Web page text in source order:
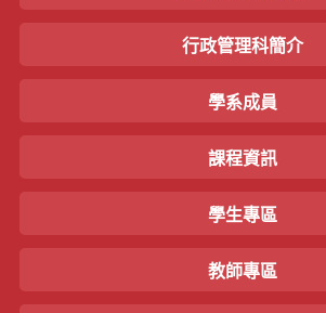
行政管理科簡介
學系成員
課程資訊
學生專區
教師專區